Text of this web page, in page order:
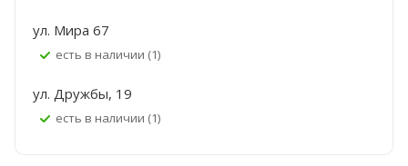
ул. Мира 67
Есть в наличии (1)
ул. Дружбы, 19
Есть в наличии (1)